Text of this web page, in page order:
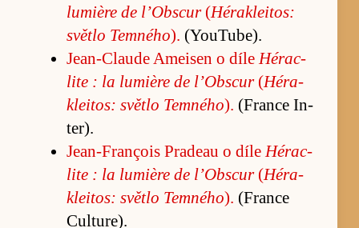
lu­mière de l’Ob­scur(Héra­klei­tos:
světlo Tem­ného). (YouTu­be).
Je­an-C­laude Amei­sen o díle Hérac­
lite : la lu­mière de l’Ob­scur(Héra­
klei­tos: světlo Tem­ného). (France In­
ter).
Je­an-François Pra­deau o díle Hérac­
lite : la lu­mière de l’Ob­scur(Héra­
klei­tos: světlo Tem­ného). (France
Cul­tu­re).